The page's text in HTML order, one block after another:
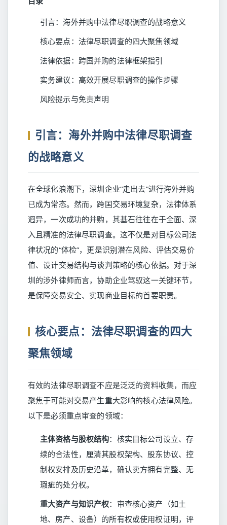
引言：海外并购中法律尽职调查的战略意义
核心要点：法律尽职调查的四大聚焦领域
法律依据：跨国并购的法律框架指引
实务建议：高效开展尽职调查的操作步骤
风险提示与免责声明
引言：海外并购中法律尽职调查
的战略意义
在全球化浪潮下，深圳企业“走出去”进行海外并购
已成为常态。然而，跨国交易环境复杂，法律体系
迥异，一次成功的并购，其基石往往在于全面、深
入且精准的法律尽职调查。这不仅是对目标公司法
律状况的“体检”，更是识别潜在风险、评估交易价
值、设计交易结构与谈判策略的核心依据。对于深
圳的涉外律师而言，协助企业驾驭这一关键环节，
是保障交易安全、实现商业目标的首要职责。
核心要点：法律尽职调查的四大
聚焦领域
有效的法律尽职调查不应是泛泛的资料收集，而应
聚焦于可能对交易产生重大影响的核心法律风险。
以下是必须重点审查的领域：
主体资格与股权结构：核实目标公司设立、存
续的合法性，厘清其股权架构、股东协议、控
制权安排及历史沿革，确认卖方拥有完整、无
瑕疵的处分权。
重大资产与知识产权：审查核心资产（如土
地、房产、设备）的所有权或使用权证明，评